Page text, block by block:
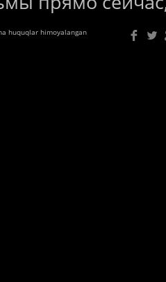
huquqlar himoyalangan